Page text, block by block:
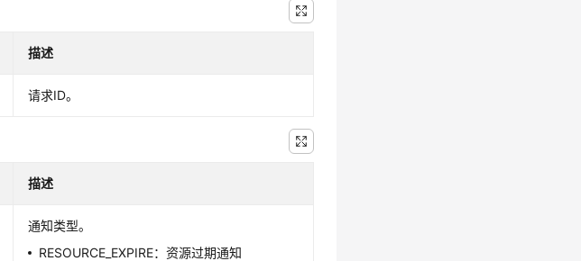
描述
请求ID。
描述
通知类型。
RESOURCE_EXPIRE：资源过期通知